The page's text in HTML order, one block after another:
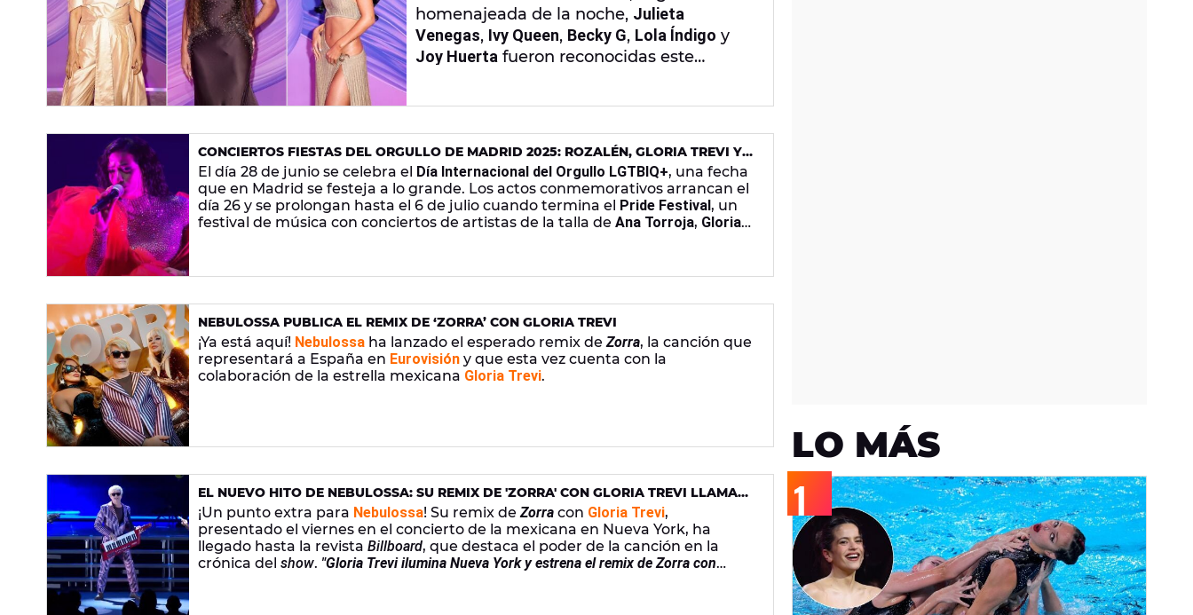
homenajeada de la noche, Julieta
Venegas, Ivy Queen, Becky G, Lola Índigo y
Joy Huerta fueron reconocidas este
entretenimiento.
CONCIERTOS FIESTAS DEL ORGULLO DE MADRID 2025: ROZALÉN, GLORIA TREVI Y
CHANEL, ENTRE LOS PRIMEROS ARTISTAS CONFIRMADOS
El día 28 de junio se celebra el Día Internacional del Orgullo LGTBIQ+, una fecha
que en Madrid se festeja a lo grande. Los actos conmemorativos arrancan el
día 26 y se prolongan hasta el 6 de julio cuando termina el Pride Festival, un
festival de música con conciertos de artistas de la talla de Ana Torroja, Gloria
NEBULOSSA PUBLICA EL REMIX DE ‘ZORRA’ CON GLORIA TREVI
¡Ya está aquí! Nebulossa ha lanzado el esperado remix deZorra, la canción que
representará a España en Eurovisión y que esta vez cuenta con la
colaboración de la estrella mexicana Gloria Trevi.
EL NUEVO HITO DE NEBULOSSA: SU REMIX DE 'ZORRA' CON GLORIA TREVI LLAMA
LA ATENCIÓN DE LA REVISTA 'BILLBOARD'
¡Un punto extra para Nebulossa! Su remix deZorra con Gloria Trevi,
presentado el viernes en el concierto de la mexicana en Nueva York, ha
llegado hasta la revista Billboard, que destaca el poder de la canción en la
crónica del show. "Gloria Trevi ilumina Nueva York y estrena el remix de Zorra con
LO MÁS